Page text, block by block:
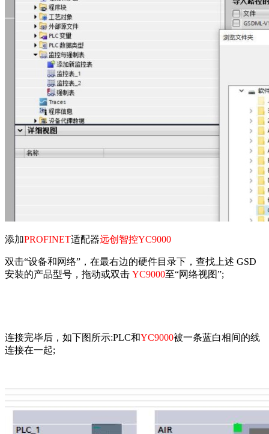
添加PROFINET适配器远创智控YC9000
双击“设备和网络”，在最右边的硬件目录下，查找上述 GSD
安装的产品型号，拖动或双击 YC9000至“网络视图”;
连接完毕后，如下图所示:PLC和YC9000被一条蓝白相间的线
连接在一起;